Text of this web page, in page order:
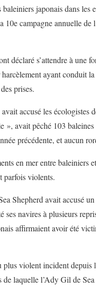
japonais dans les
10e campagne annuelle de
déclaré s’attendre à une
ayant conduit
prises.
accusé les écologistes
», avait pêché 103
précédente, et aucun
en mer entre baleiniers
parfois violents.
Shepherd avait accusé
ses navires à plusieurs
affirmaient avoir été
plus violent incident
de laquelle l’Ady Gil de